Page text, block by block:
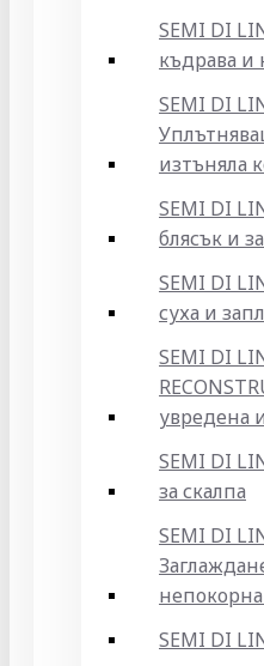
SEMI DI
къдрава и
SEMI DI
изтъняла
SEMI DI
блясък и
SEMI DI
суха и
SEMI DI
увредена
SEMI DI
за скалпа
SEMI DI
непокорна
SEMI DI